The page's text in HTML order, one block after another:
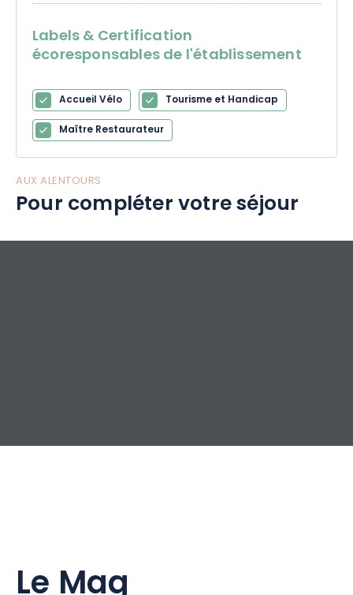
La Table du 6717 est une adresse incontournable en Alsace.
privés, et propose des coffrets cadeaux Séjour, Spa et
Restaurants valables 2 ans, pour offrir ou s’offrir des
instants de bien-être et de gastronomie.
Labels & Certification
écoresponsables de l'établissement
Accueil Vélo
Tourisme et Handicap
Maître Restaurateur
AUX ALENTOURS
Pour compléter votre séjour